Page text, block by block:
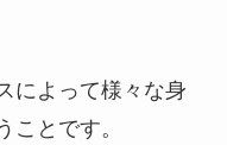
によって様々な身
ことです。